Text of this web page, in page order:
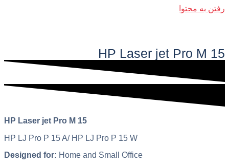
رفتن به محتوا
HP Laser jet Pro M 15​
HP Laser jet Pro M 15
HP LJ Pro P 15 A/ HP LJ Pro P 15 W
Designed for: Home and Small Office